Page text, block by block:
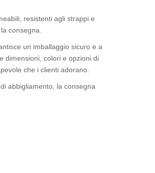
resistenti agli strappi e
consegna.
un imballaggio sicuro e a
dimensioni, colori e opzioni di
che i clienti adorano.
abbigliamento, la consegna